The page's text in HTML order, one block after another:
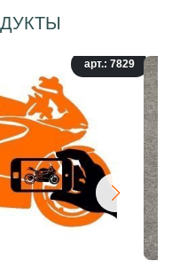
арт.: 7829